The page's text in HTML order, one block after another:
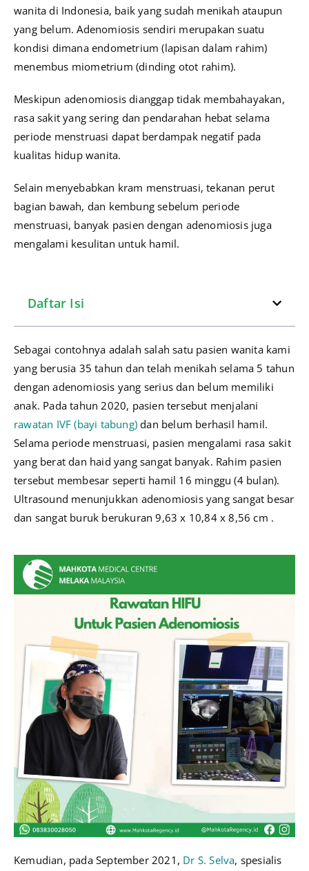
wanita di Indonesia, baik yang sudah menikah ataupun
yang belum. Adenomiosis sendiri merupakan suatu
kondisi dimana endometrium (lapisan dalam rahim)
menembus miometrium (dinding otot rahim).
Meskipun adenomiosis dianggap tidak membahayakan,
rasa sakit yang sering dan pendarahan hebat selama
periode menstruasi dapat berdampak negatif pada
kualitas hidup wanita.
Selain menyebabkan kram menstruasi, tekanan perut
bagian bawah, dan kembung sebelum periode
menstruasi, banyak pasien dengan adenomiosis juga
mengalami kesulitan untuk hamil.
Daftar Isi
Sebagai contohnya adalah salah satu pasien wanita kami
yang berusia 35 tahun dan telah menikah selama 5 tahun
dengan adenomiosis yang serius dan belum memiliki
anak. Pada tahun 2020, pasien tersebut menjalani
rawatan IVF (bayi tabung) dan belum berhasil hamil.
Selama periode menstruasi, pasien mengalami rasa sakit
yang berat dan haid yang sangat banyak. Rahim pasien
tersebut membesar seperti hamil 16 minggu (4 bulan).
Ultrasound menunjukkan adenomiosis yang sangat besar
dan sangat buruk berukuran 9,63 x 10,84 x 8,56 cm .
Kemudian, pada September 2021, Dr S. Selva, spesialis